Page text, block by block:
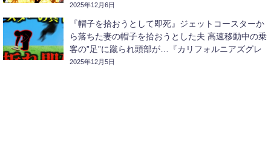
2025年12月6日
『帽子を拾おうとして即死』ジェットコースターか
ら落ちた妻の帽子を拾おうとした夫 高速移動中の乗
客の”足”に蹴られ頭部が…『カリフォルニアズグレ
ートアメリカコースター激突事故』【ゆっくり解
2025年12月5日